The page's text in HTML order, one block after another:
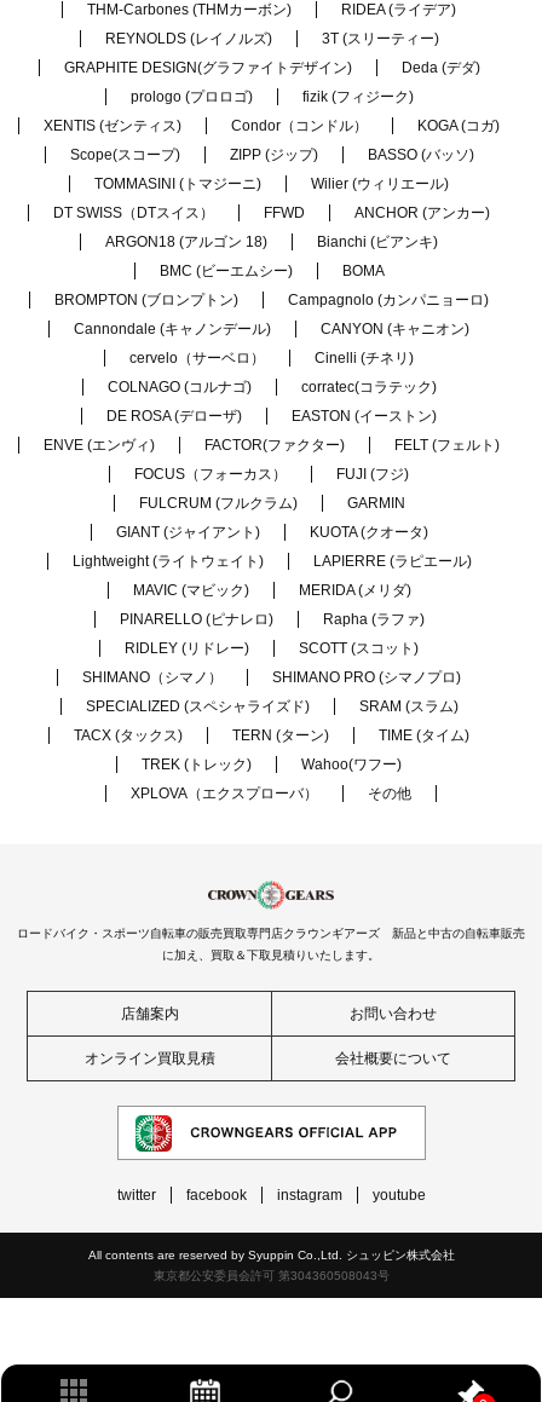
THM-Carbones (THMカーボン)
RIDEA (ライデア)
REYNOLDS (レイノルズ)
3T (スリーティー)
GRAPHITE DESIGN(グラファイトデザイン)
Deda (デダ)
prologo (プロロゴ)
fizik (フィジーク)
XENTIS (ゼンティス)
Condor（コンドル）
KOGA (コガ)
Scope(スコープ)
ZIPP (ジップ)
BASSO (バッソ)
TOMMASINI (トマジーニ)
Wilier (ウィリエール)
DT SWISS（DTスイス）
FFWD
ANCHOR (アンカー)
ARGON18 (アルゴン 18)
Bianchi (ビアンキ)
BMC (ビーエムシー)
BOMA
BROMPTON (ブロンプトン)
Campagnolo (カンパニョーロ)
Cannondale (キャノンデール)
CANYON (キャニオン)
cervelo（サーベロ）
Cinelli (チネリ)
COLNAGO (コルナゴ)
corratec(コラテック)
DE ROSA (デローザ)
EASTON (イーストン)
ENVE (エンヴィ)
FACTOR(ファクター)
FELT (フェルト)
FOCUS（フォーカス）
FUJI (フジ)
FULCRUM (フルクラム)
GARMIN
GIANT (ジャイアント)
KUOTA (クオータ)
Lightweight (ライトウェイト)
LAPIERRE (ラピエール)
MAVIC (マビック)
MERIDA (メリダ)
PINARELLO (ピナレロ)
Rapha (ラファ)
RIDLEY (リドレー)
SCOTT (スコット)
SHIMANO（シマノ）
SHIMANO PRO (シマノプロ)
SPECIALIZED (スペシャライズド)
SRAM (スラム)
TACX (タックス)
TERN (ターン)
TIME (タイム)
TREK (トレック)
Wahoo(ワフー)
XPLOVA（エクスプローバ）
その他
ロードバイク・スポーツ自転車の販売買取専門店クラウンギアーズ 新品と中古の自転車販売
に加え、買取＆下取見積りいたします。
店舗案内 お問い合わせ
オンライン買取見積 会社概要について
twitter facebook instagram youtube
All contents are reserved by Syuppin Co.,Ltd. シュッピン株式会社
東京都公安委員会許可 第304360508043号